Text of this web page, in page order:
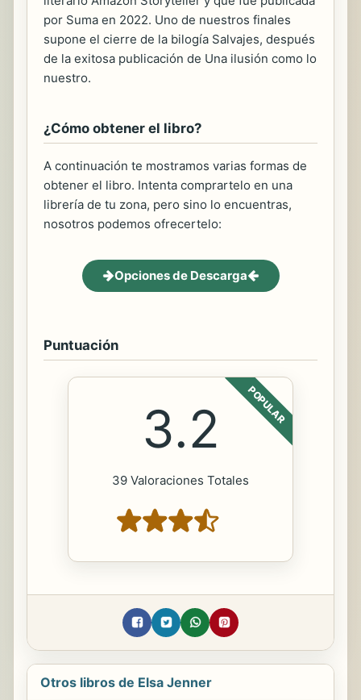
por Suma en 2022. Uno de nuestros finales
supone el cierre de la bilogía Salvajes, después
de la exitosa publicación de Una ilusión como lo
nuestro.
¿Cómo obtener el libro?
A continuación te mostramos varias formas de
obtener el libro. Intenta comprartelo en una
librería de tu zona, pero sino lo encuentras,
nosotros podemos ofrecertelo:
Opciones de Descarga
Puntuación
POPULAR
3.2
39 Valoraciones Totales
Otros libros de Elsa Jenner